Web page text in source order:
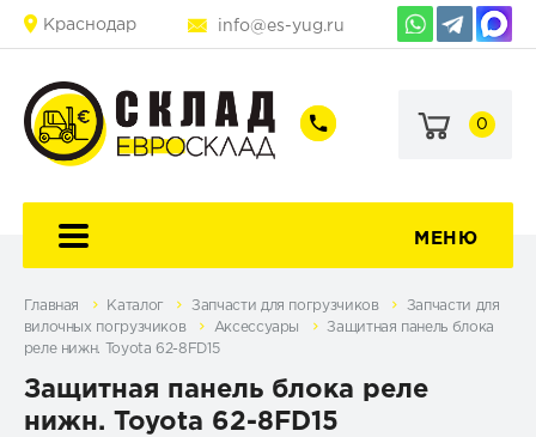
Краснодар info@es-yug.ru
+7
60-
+7
69-
0
МЕНЮ
Главная Каталог Запчасти для погрузчиков
Запчасти для
вилочных погрузчиков
Аксессуары
Защитная панель блока
реле нижн. Toyota 62-8FD15
Защитная панель блока реле
нижн. Toyota 62-8FD15